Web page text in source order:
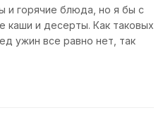
и горячие блюда, но я бы с
каши и десерты. Как таковых
ужин все равно нет, так